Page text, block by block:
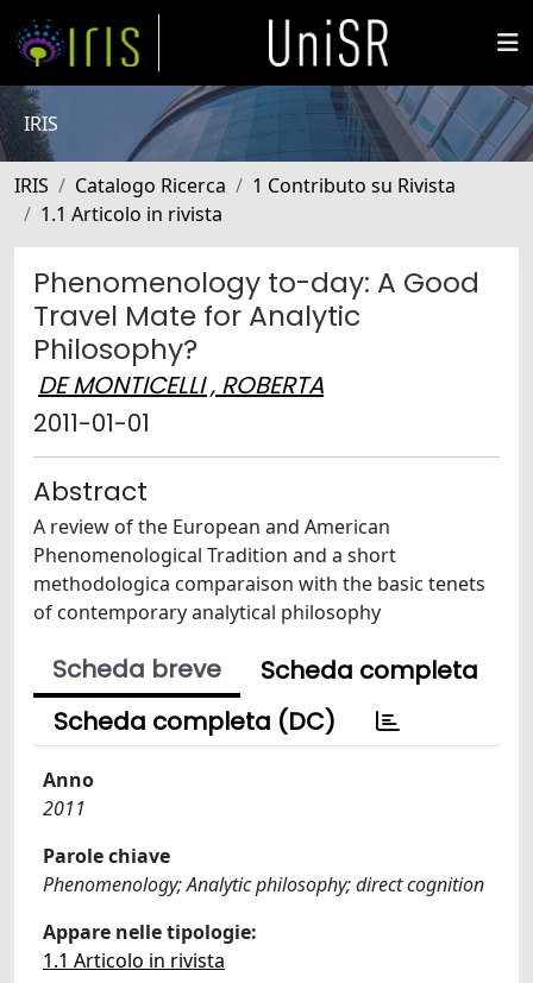
IRIS
IRIS Catalogo Ricerca
1 Contributo su Rivista
1.1 Articolo in rivista
Phenomenology to-day: A Good
Travel Mate for Analytic
Philosophy?
DE MONTICELLI , ROBERTA
2011-01-01
Abstract
A review of the European and American
Phenomenological Tradition and a short
methodologica comparaison with the basic tenets
of contemporary analytical philosophy
Scheda breve
Scheda completa
Scheda completa (DC)
Anno
2011
Parole chiave
Phenomenology; Analytic philosophy; direct cognition
Appare nelle tipologie:
1.1 Articolo in rivista